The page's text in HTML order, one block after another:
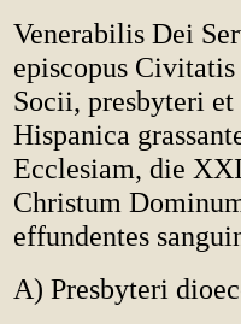
Venerabilis Dei
episcopus Civitatis
Socii, presbyteri
Hispanica
Ecclesiam, die
Christum
effundentes
A) Presbyteri